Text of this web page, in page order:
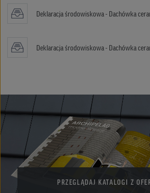
Deklaracja środowiskowa - Dachówka
Deklaracja środowiskowa - Dachówka
PRZEGLĄDAJ KATALOGI Z